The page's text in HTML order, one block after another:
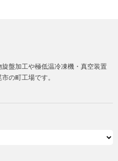
盤加工や極低温冷凍機・真空装置
の町工場です。